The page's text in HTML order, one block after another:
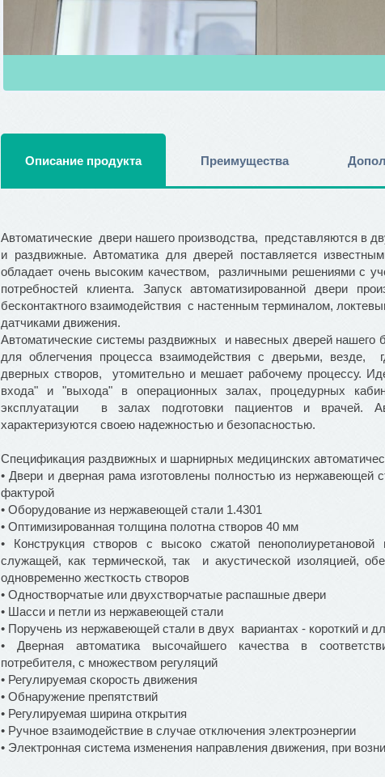
Описание продукта Преимущества
Автоматические двери нашего производства, представляются в
и раздвижные. Автоматика для дверей поставляется
обладает очень высоким качеством, различными решениями с
потребностей клиента. Запуск автоматизированной двери
бесконтактного взаимодействия с настенным терминалом,
датчиками движения.
Автоматические системы раздвижных и навесных дверей нашего
для облегчения процесса взаимодействия с дверьми, везде,
дверных створов, утомительно и мешает рабочему процессу.
входа" и "выхода" в операционных залах, процедурных
эксплуатации в залах подготовки пациентов и врачей.
характеризуются своею надежностью и безопасностью.
Спецификация раздвижных и шарнирных медицинских
• Двери и дверная рама изготовлены полностью из нержавеющей
фактурой
• Оборудование из нержавеющей стали 1.4301
• Оптимизированная толщина полотна створов 40 мм
• Конструкция створов с высоко сжатой пенополиуретановой
служащей, как термической, так и акустической изоляцией,
одновременно жесткость створов
• Одностворчатые или двухстворчатые распашные двери
• Шасси и петли из нержавеющей стали
• Поручень из нержавеющей стали в двух вариантах - короткий и
• Дверная автоматика высочайшего качества в
потребителя, с множеством регуляций
• Регулируемая скорость движения
• Обнаружение препятствий
• Регулируемая ширина открытия
• Ручное взаимодействие в случае отключения электроэнергии
• Электронная система изменения направления движения, при